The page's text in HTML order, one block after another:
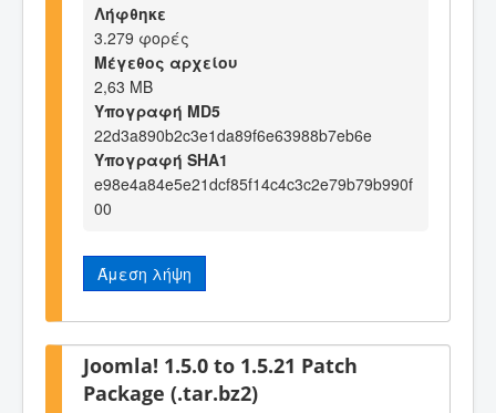
Λήφθηκε
3.279 φορές
Μέγεθος αρχείου
2,63 MB
Υπογραφή MD5
22d3a890b2c3e1da89f6e63988b7eb6e
Υπογραφή SHA1
e98e4a84e5e21dcf85f14c4c3c2e79b79b990f
00
Άμεση λήψη
Joomla! 1.5.0 to 1.5.21 Patch
Package (.tar.bz2)